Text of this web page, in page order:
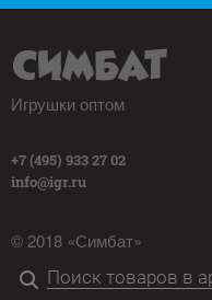
Игрушки оптом
+7 (495) 933 27 02
info@igr.ru
© 2018 «Симбат»